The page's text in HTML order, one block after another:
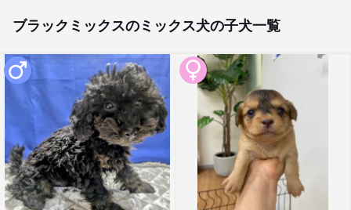
ブラックミックスのミックス犬の子犬一覧